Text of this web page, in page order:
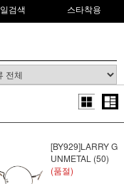
검색 스타착용
[BY929]LARRY G
UNMETAL (50)
(품절)